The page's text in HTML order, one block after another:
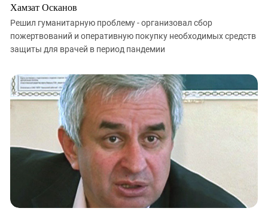
Хамзат Осканов
Решил гуманитарную проблему - организовал сбор
пожертвований и оперативную покупку необходимых средств
защиты для врачей в период пандемии